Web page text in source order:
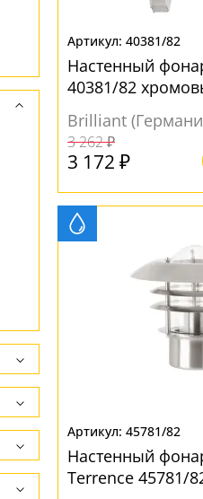
40381/82
Настенный
40381/82
Brilliant
3 262 ₽
3 172 ₽
45781/82
Настенный
Terrence 45781/